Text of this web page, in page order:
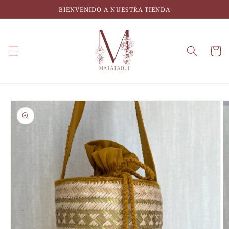
directamente
al contenido
BIENVENIDO A NUESTRA TIENDA
Carrito
directamente
a la
información
del producto